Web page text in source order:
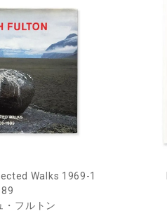
Walks 1969-1
・フルトン